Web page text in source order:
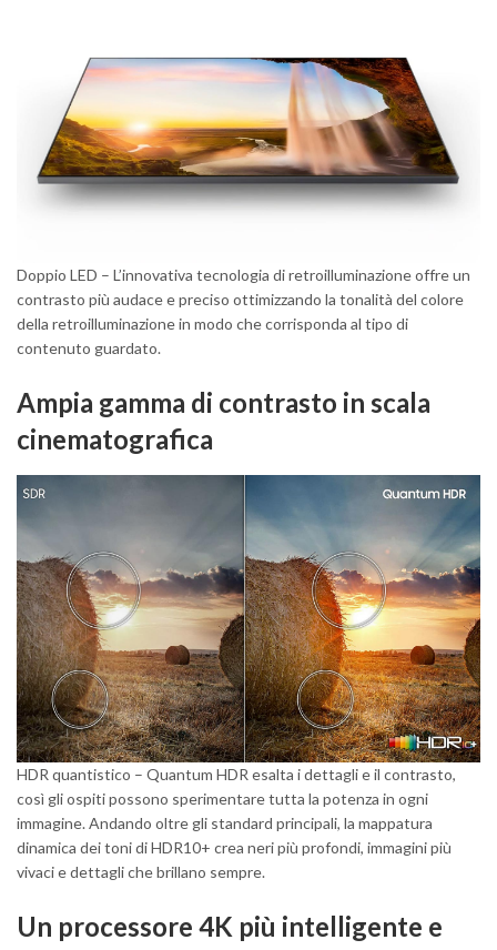
Doppio LED – L’innovativa tecnologia di retroilluminazione offre un
contrasto più audace e preciso ottimizzando la tonalità del colore
della retroilluminazione in modo che corrisponda al tipo di
contenuto guardato.
Ampia gamma di contrasto in scala
cinematografica
HDR quantistico – Quantum HDR esalta i dettagli e il contrasto,
così gli ospiti possono sperimentare tutta la potenza in ogni
immagine. Andando oltre gli standard principali, la mappatura
dinamica dei toni di HDR10+ crea neri più profondi, immagini più
vivaci e dettagli che brillano sempre.
Un processore 4K più intelligente e